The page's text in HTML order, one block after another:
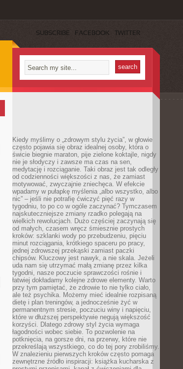
SUBSCRIBE FACEBOOK TWITTER
Kiedy myślimy o „zdrowym stylu życia”, w głowie
często pojawia się obraz idealnej osoby, która o
świcie biegnie maraton, pije zielone koktajle, nigdy
nie je słodyczy i zawsze ma czas na sen,
medytację i rozciąganie. Taki obraz jest tak odległy
od codzienności większości z nas, że zamiast
motywować, zwyczajnie zniechęca. W efekcie
wpadamy w pułapkę myślenia „albo wszystko, albo
nic” – jeśli nie potrafię ćwiczyć pięć razy w
tygodniu, to po co w ogóle zaczynać? Tymczasem
najskuteczniejsze zmiany rzadko polegają na
wielkich rewolucjach. Dużo częściej zaczynają się
od małych, czasem wręcz śmiesznie prostych
kroków: szklanki wody po przebudzeniu, pięciu
minut rozciągania, krótkiego spaceru po pracy,
jednej zdrowszej przekąski zamiast paczki
chipsów. Kluczowy jest nawyk, a nie skala. Jeżeli
uda nam się utrzymać małą zmianę przez kilka
tygodni, nasze poczucie sprawczości rośnie i
łatwiej dokładamy kolejne zdrowe elementy. Warto
przy tym pamiętać, że zdrowie to nie tylko ciało,
ale też psychika. Możemy mieć idealnie rozpisaną
dietę i plan treningów, a jednocześnie żyć w
permanentnym stresie, poczuciu winy i napięciu,
które w dłuższej perspektywie negują większość
korzyści. Dlatego zdrowy styl życia wymaga
łagodności wobec siebie. To pozwolenie na
potknięcia, na gorsze dni, na przerwy, które nie
przekreślają wszystkiego, co do tej pory zrobiliśmy.
W znalezieniu pierwszych kroków często pomaga
zewnętrzne źródło inspiracji: książka kucharska z